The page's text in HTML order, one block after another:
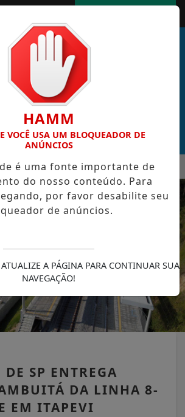
ELEIÇÃO DO GOL MAIS BONITO DA
MENU
SP ENTREGA
DA LINHA 8-
EM ITAPEVI
HAMM
VOCÊ USA UM BLOQUEADOR DE
ANÚNCIOS
é uma fonte importante de
do nosso conteúdo. Para
por favor desabilite seu
de anúncios.
A PÁGINA PARA CONTINUAR SUA
NAVEGAÇÃO!